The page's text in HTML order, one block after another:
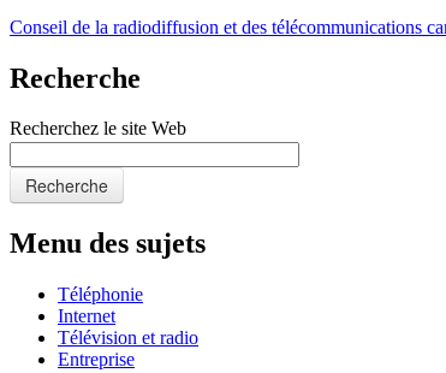
Conseil de la radiodiffusion et des télécommunications
Recherche
Recherchez le site Web
Recherche
Menu des sujets
Téléphonie
Internet
Télévision et radio
Entreprise